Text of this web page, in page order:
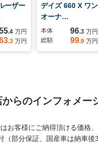
ーザー
.4 万円
.3 万円
デイズ 660 X ワン
オーナ…
本体 96.3 万円
総額
99.9 万円
からのインフォメー
お客様にご納得頂ける価格
（部分保証、国産車は納車後